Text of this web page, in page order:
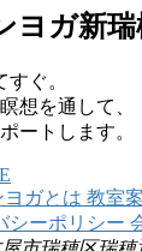
ヨガ新瑞
ぐ。
想を通して、
ートします。
ガとは 教室
シーポリシー